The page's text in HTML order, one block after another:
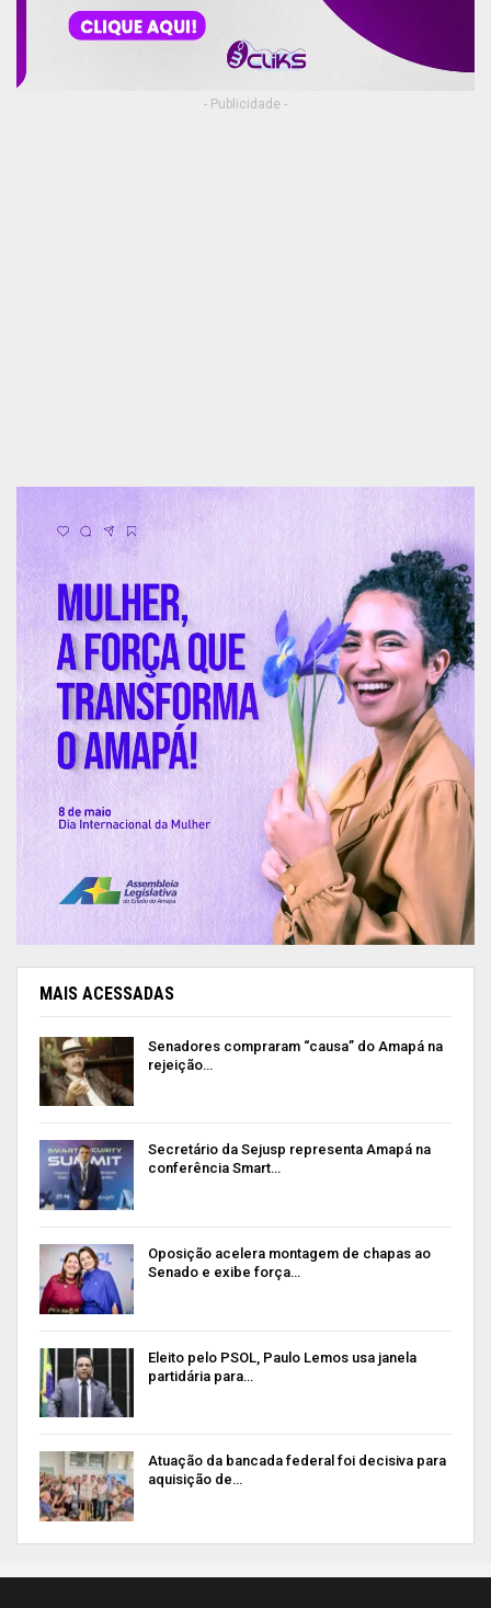
- Publicidade -
MAIS ACESSADAS
Senadores compraram “causa” do Amapá na
rejeição…
Secretário da Sejusp representa Amapá na
conferência Smart…
Oposição acelera montagem de chapas ao
Senado e exibe força…
Eleito pelo PSOL, Paulo Lemos usa janela
partidária para…
Atuação da bancada federal foi decisiva para
aquisição de…